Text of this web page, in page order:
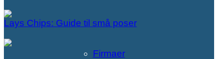
Lays Chips: Guide til små poser
Firmaer